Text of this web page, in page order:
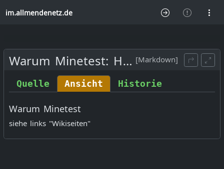
im.allmendenetz.de
[Markdown]
Warum Minetest: Home
Quelle Ansicht Historie
Warum Minetest
siehe links "Wikiseiten"